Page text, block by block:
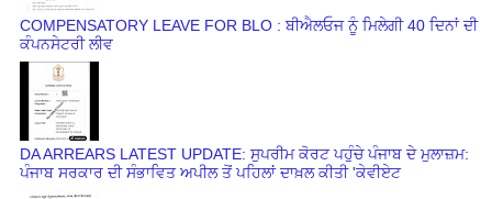
COMPENSATORY LEAVE FOR BLO : ਬੀਐਲਓਜ ਨੂੰ ਮਿਲੇਗੀ 40 ਦਿਨਾਂ ਦੀ
ਕੰਪਨਸੇਟਰੀ ਲੀਵ
DA ARREARS LATEST UPDATE: ਸੁਪਰੀਮ ਕੋਰਟ ਪਹੁੰਚੇ ਪੰਜਾਬ ਦੇ ਮੁਲਾਜ਼ਮ:
ਪੰਜਾਬ ਸਰਕਾਰ ਦੀ ਸੰਭਾਵਿਤ ਅਪੀਲ ਤੋਂ ਪਹਿਲਾਂ ਦਾਖ਼ਲ ਕੀਤੀ 'ਕੇਵੀਏਟ